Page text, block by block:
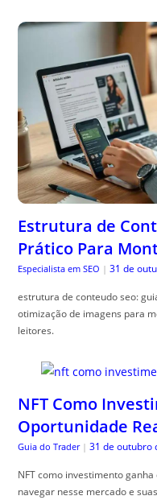
Estrutura de
Prático Para
Especialista em SEO | 31 de
estrutura de conteudo seo:
otimização de imagens para
leitores.
NFT Como
Oportunidade
Guia do Trader | 31 de outubro
NFT como investimento
navegar nesse mercado e